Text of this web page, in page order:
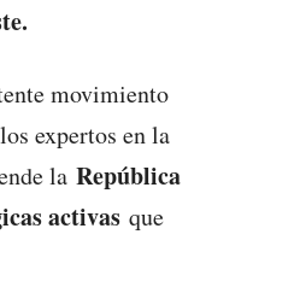
movimiento
expertos en la
la República
activas que